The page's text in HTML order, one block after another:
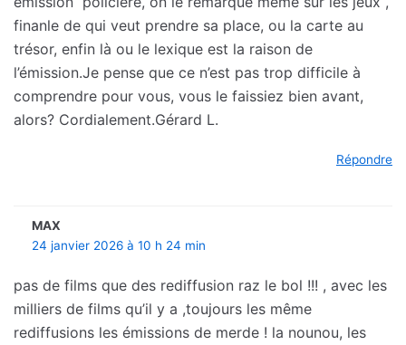
finanle de qui veut prendre sa place, ou la carte au
trésor, enfin là ou le lexique est la raison de
l’émission.Je pense que ce n’est pas trop difficile à
comprendre pour vous, vous le faissiez bien avant,
alors? Cordialement.Gérard L.
Répondre
MAX
24 janvier 2026 à 10 h 24 min
pas de films que des rediffusion raz le bol !!! , avec les
milliers de films qu’il y a ,toujours les même
rediffusions les émissions de merde ! la nounou, les